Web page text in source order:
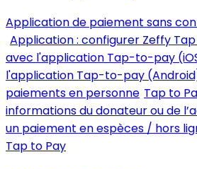
Application de paiement sans
Application : configurer Zeffy
avec l'application Tap-to-pay
l'application Tap-to-pay
paiements en personne Tap to
informations du donateur ou de
un paiement en espèces / hors
Tap to Pay